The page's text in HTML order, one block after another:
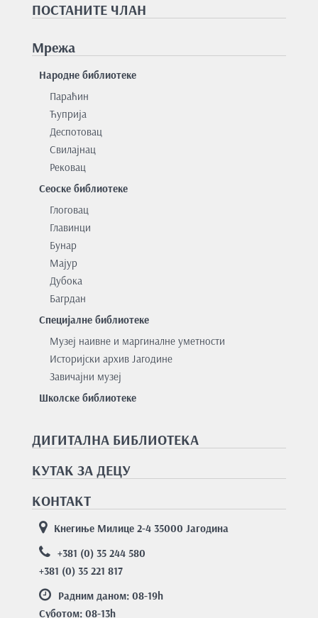
ПОСТАНИТЕ ЧЛАН
Мрежа
Народне библиотеке
Параћин
Ћуприја
Деспотовац
Свилајнац
Рековац
Сеоске библиотеке
Глоговац
Главинци
Бунар
Мајур
Дубока
Багрдан
Специјалне библиотеке
Музеј наивне и маргиналне уметности
Историјски архив Јагодине
Завичајни музеј
Школске библиотеке
ДИГИТАЛНА БИБЛИОТЕКА
КУТАК ЗА ДЕЦУ
КОНТАКТ
Кнегиње Милице 2-4 35000 Јагодина
+381 (0) 35 244 580
+381 (0) 35 221 817
Радним даном: 08-19h
Суботом: 08-13h